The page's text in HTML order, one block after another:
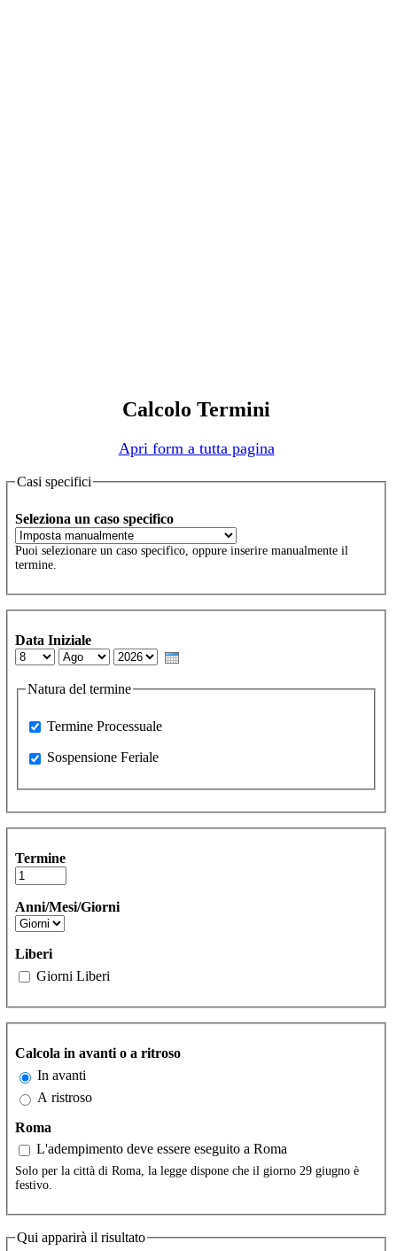
Calcolo Termini
Apri form a tutta pagina
Casi specifici
Seleziona un caso specifico
Puoi selezionare un caso specifico, oppure inserire manualmente il
termine.
Data Iniziale
Day
Month Year
Natura del termine
Processuale
Termine Processuale
Sospensione Feriale
Sospensione Feriale
Termine
Anni/Mesi/Giorni
Liberi
Giorni Liberi
Calcola in avanti o a ritroso
In avanti
A ristroso
Roma
L'adempimento deve essere eseguito a Roma
Solo per la città di Roma, la legge dispone che il giorno 29 giugno è
festivo.
Qui apparirà il risultato